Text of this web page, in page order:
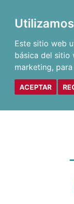
Este sitio web
básica del sitio
marketing,
ACEPTAR